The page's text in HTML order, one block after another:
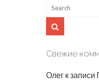
Свежие
Олег к записи